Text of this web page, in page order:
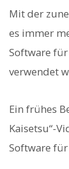
Mit der
es immer
Software
verwendet
Ein frühes
Kaisetsu“-
Software